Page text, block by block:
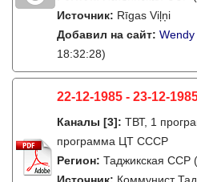
Источник: Rīgas Viļņi
Добавил на сайт:
18:32:28)
22-12-1985 - 23-12-
Каналы [3]: ТВТ, 1
программа ЦТ СССР
Регион: Таджикская ССР